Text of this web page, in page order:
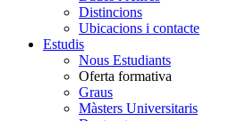
Distincions
Ubicacions i contacte
Estudis
Nous Estudiants
Oferta formativa
Graus
Màsters Universitaris